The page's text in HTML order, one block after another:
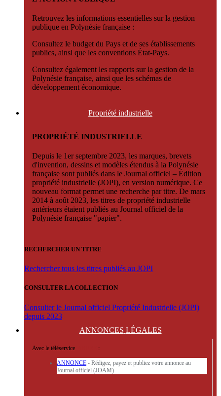
Retrouvez les informations essentielles sur la gestion
publique en Polynésie française :
Consultez le budget du Pays et de ses établissements
publics, ainsi que les conventions État-Pays.
Consultez également les rapports sur la gestion de la
Polynésie française, ainsi que les schémas de
développement économique.
Propriété industrielle
PROPRIÉTÉ INDUSTRIELLE
Depuis le 1er septembre 2023, les marques, brevets
d'invention, dessins et modèles étendus à la Polynésie
française sont publiés dans le Journal officiel – Édition
propriété industrielle (JOPI), en version numérique. Ce
nouveau format permet une recherche par titre. De mars
2014 à août 2023, les titres de propriété industrielle
antérieurs étaient publiés au Journal officiel de la
Polynésie française "papier".
RECHERCHER UN TITRE
Rechercher tous les titres publiés au JOPI
CONSULTER LA COLLECTION
Consulter le Journal officiel Propriété Industrielle (JOPI)
depuis 2023
ANNONCES LÉGALES
Avec le téléservice :
ANNONCE - Rédigez, payez et publiez votre annonce au
Journal officiel (JOAM)